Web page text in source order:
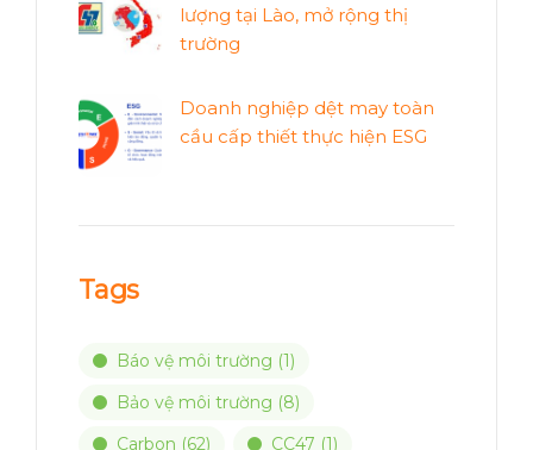
lượng tại Lào, mở rộng thị
trường
Doanh nghiệp dệt may toàn
cầu cấp thiết thực hiện ESG
Tags
Báo vệ môi trường (1)
Bảo vệ môi trường (8)
Carbon (62) CC47 (1)